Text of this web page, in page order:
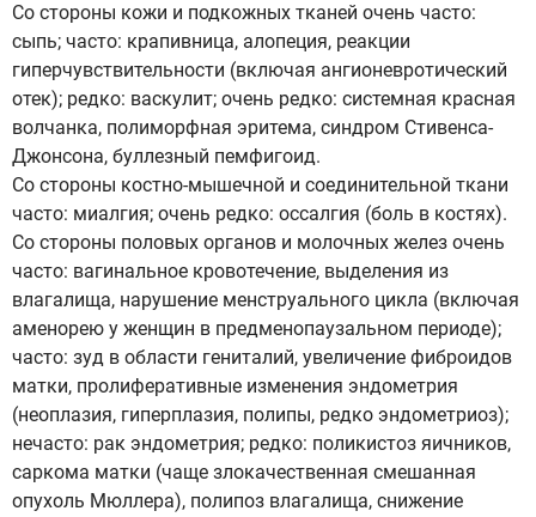
Со стороны кожи и подкожных тканей очень часто:
сыпь; часто: крапивница, алопеция, реакции
гиперчувствительности (включая ангионевротический
отек); редко: васкулит; очень редко: системная красная
волчанка, полиморфная эритема, синдром Стивенса-
Джонсона, буллезный пемфигоид.
Со стороны костно-мышечной и соединительной ткани
часто: миалгия; очень редко: оссалгия (боль в костях).
Со стороны половых органов и молочных желез очень
часто: вагинальное кровотечение, выделения из
влагалища, нарушение менструального цикла (включая
аменорею у женщин в предменопаузальном периоде);
часто: зуд в области гениталий, увеличение фиброидов
матки, пролиферативные изменения эндометрия
(неоплазия, гиперплазия, полипы, редко эндометриоз);
нечасто: рак эндометрия; редко: поликистоз яичников,
саркома матки (чаще злокачественная смешанная
опухоль Мюллера), полипоз влагалища, снижение